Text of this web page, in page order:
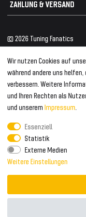
Wir nutzen Cookies auf
während andere uns
verbessern. Weitere
und Ihren Rechten als
und unserem Impressum.
Essenziell
Statistik
Externe Medien
Weitere Einstellungen
Kühlergrill
Rückleuchten
ZAHLUNG & VERSAND
Versand & Zahlung
© 2026 Tuning Fanatics